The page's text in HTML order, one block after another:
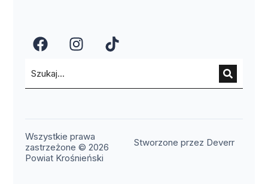
(otwiera się w nowym oknie)
(otwiera się w nowym
(otwiera się w
Wszystkie prawa
zastrzeżone © 2026
Powiat Krośnieński
Stworzone przez Deverr